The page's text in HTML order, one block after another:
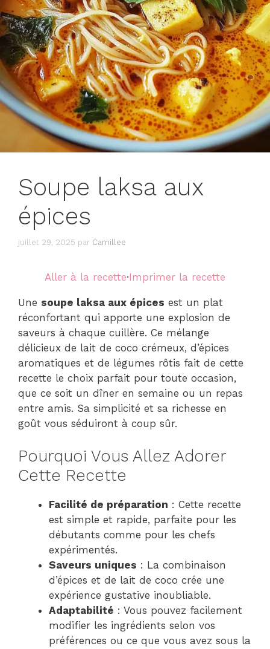
Soupe laksa aux
épices
juillet 29, 2025 par Camillee
Aller à la recette·Imprimer la recette
Une soupe laksa aux épices est un plat
réconfortant qui apporte une explosion de
saveurs à chaque cuillère. Ce mélange
délicieux de lait de coco crémeux, d’épices
aromatiques et de légumes rôtis fait de cette
recette le choix parfait pour toute occasion,
que ce soit un dîner en semaine ou un repas
entre amis. Sa simplicité et sa richesse en
goût vous séduiront à coup sûr.
Pourquoi Vous Allez Adorer
Cette Recette
Facilité de préparation : Cette recette
est simple et rapide, parfaite pour les
débutants comme pour les chefs
expérimentés.
Saveurs uniques : La combinaison
d’épices et de lait de coco crée une
expérience gustative inoubliable.
Adaptabilité : Vous pouvez facilement
modifier les ingrédients selon vos
préférences ou ce que vous avez sous la